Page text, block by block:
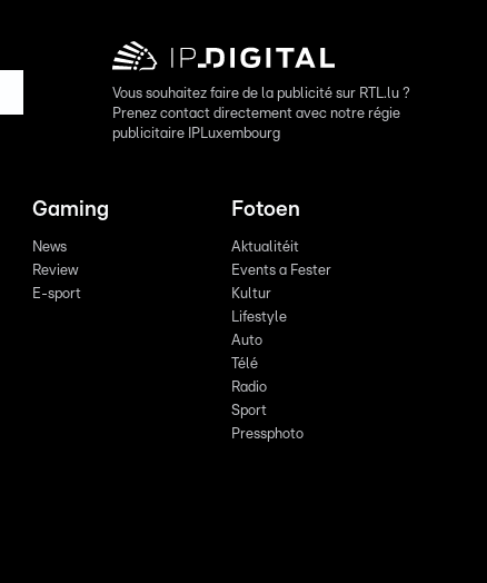
Vous souhaitez faire de la publicité sur RTL.lu ?
Prenez contact directement avec notre régie
publicitaire IPLuxembourg
Gaming
News
Review
E-sport
Fotoen
Aktualitéit
Events a Fester
Kultur
Lifestyle
Auto
Télé
Radio
Sport
Pressphoto